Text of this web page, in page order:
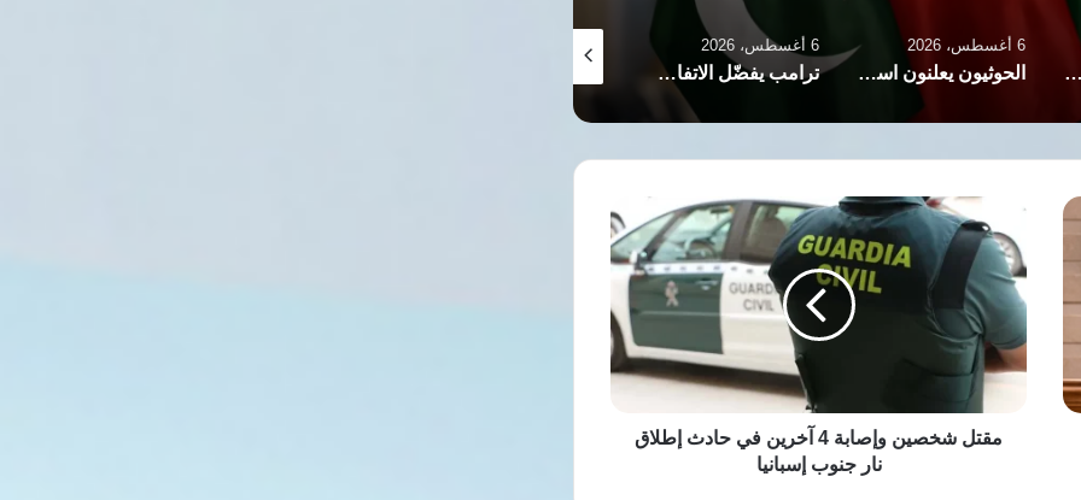
الحوثيون يعلنون استهداف ناقلة نفط سعودية ثانية بصاروخ باليستي في خليج عدن
6 أغسطس، 2026
ترامب يفضّل الاتفاق مع إيران ويؤكد: الخيار العسكري لا يزال مطروحًا
6 أغسطس، 2026
السعودية تتصدر مستوردي الصناعات الغذائية المصرية بقيمة 308 ملايين دولار خلال 6 أشهر
مقتل
شخصين
وإصابة
4
آخرين
في
حادث
إطلاق
جنوب
مقتل شخصين وإصابة 4 آخرين في حادث إطلاق
نار جنوب إسبانيا